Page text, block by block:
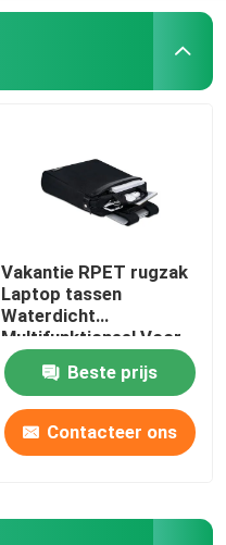
Vakantie RPET rugzak
Laptop tassen
Waterdicht
Multifunktioneel Voor
sport buiten
Beste prijs
Contacteer ons